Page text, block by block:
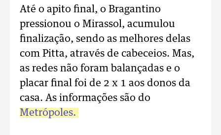
Até o apito final, o Bragantino
pressionou o Mirassol, acumulou
finalização, sendo as melhores delas
com Pitta, através de cabeceios. Mas,
as redes não foram balançadas e o
placar final foi de 2 x 1 aos donos da
casa. As informações são do
Metrópoles.